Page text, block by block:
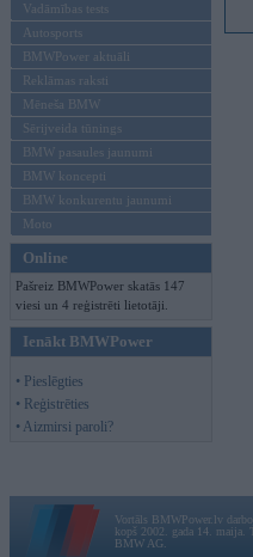
Vadāmības tests
Autosports
BMWPower aktuāli
Reklāmas raksti
Mēneša BMW
Sērijveida tūnings
BMW pasaules jaunumi
BMW koncepti
BMW konkurentu jaunumi
Moto
Online
Pašreiz BMWPower skatās 147
viesi un 4 reģistrēti lietotāji.
Ienākt BMWPower
• Pieslēgties
• Reģistrēties
• Aizmirsi paroli?
Vortāls BMWPower.lv
kopš 2002. gada 14. maija.
BMW AG.